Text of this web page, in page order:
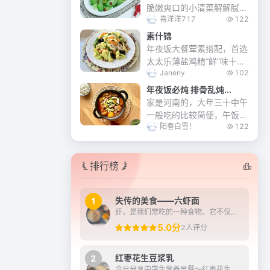
脆嫩爽口的小清菜解解腻。
脆而不柴，口感清脆，太美
味了。
喜洋洋717 122
素什锦
年夜饭大餐荤素搭配，首选
太太乐薄盐鸡精“鲜”味十
足。素什锦餐桌必备素菜之
一…素什锦菜非常美味，由
许多不同品种的蔬菜，水沸
川烫至熟。统一在锅里煸炒
一下，烩在一起，加...
Janeny 102
年夜饭必炖 排骨乱炖...
家是河南的，大年三十中午
一般吃的比较简便，午饭后
开始备馅包饺子，热凉菜等
年夜饭，我们家喜欢三十的
中午炖一锅菜，有肉有素，
咕嘟咕嘟一大锅，配上大米
阳春白雪！ 122
排行榜
1 失传的美食——六虾面
虾，是我们常吃的一种食物。它不仅肉质鲜美，而且富含多种营养物质，对人体健康十分有益。正因为这样，诞生了许多虾类的美食。在《苏州往事》中记载了一道美味但又制作过程复...
5.0分2人评分
2 红枣花生豆浆乳